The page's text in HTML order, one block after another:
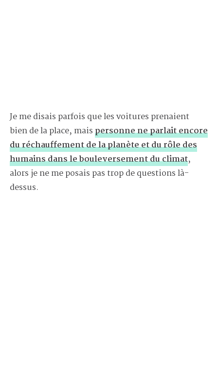
Je me disais parfois que les voitures prenaient
bien de la place, maispersonne ne parlait encore
du réchauffement de la planète et du rôle des
humains dans le bouleversement du climat,
alors je ne me posais pas trop de questions là-
dessus.